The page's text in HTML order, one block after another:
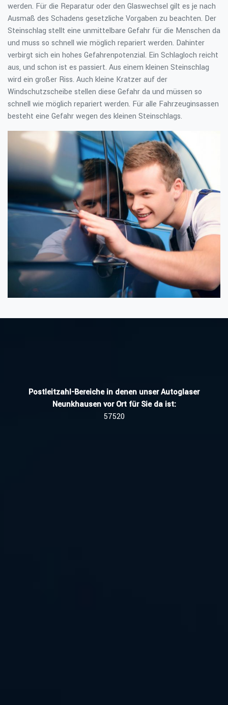
werden. Für die Reparatur oder den Glaswechsel gilt es je nach
Ausmaß des Schadens gesetzliche Vorgaben zu beachten. Der
Steinschlag stellt eine unmittelbare Gefahr für die Menschen da
und muss so schnell wie möglich repariert werden. Dahinter
verbirgt sich ein hohes Gefahrenpotenzial. Ein Schlagloch reicht
aus, und schon ist es passiert. Aus einem kleinen Steinschlag
wird ein großer Riss. Auch kleine Kratzer auf der
Windschutzscheibe stellen diese Gefahr da und müssen so
schnell wie möglich repariert werden. Für alle Fahrzeuginsassen
besteht eine Gefahr wegen des kleinen Steinschlags.
Postleitzahl-Bereiche in denen unser Autoglaser
Neunkhausen vor Ort für Sie da ist:
57520